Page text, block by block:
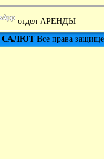
отдел АРЕНДЫ
САЛЮТВсе права